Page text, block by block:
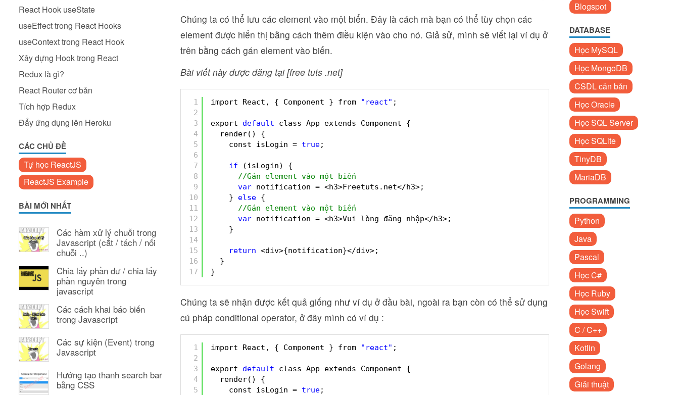
React Hook useState
useEffect trong React Hooks
useContext trong React Hook
Xây dựng Hook trong React
Redux là gì?
React Router cơ bản
Tích hợp Redux
Đẩy ứng dụng lên Heroku
CÁC CHỦ ĐỀ
Tự học ReactJS
ReactJS Example
BÀI MỚI NHẤT
Các hàm xử lý chuỗi trong
Javascript (cắt / tách / nối
chuỗi ..)
Chia lấy phần dư / chia lấy
phần nguyên trong
javascript
Các cách khai báo biến
trong Javascript
Các sự kiện (Event) trong
Javascript
Hướng tạo thanh search bar
bằng CSS
Chúng ta có thể lưu các element vào một biển. Đây là cách mà bạn có thể tùy chọn các
element được hiển thị bằng cách thêm điều kiện vào cho nó. Giả sử, mình sẽ viết lại ví dụ ở
trên bằng cách gán element vào biến.
Bài viết này được đăng tại [free tuts .net]
1
2
3
4
5
6
7
8
9
10
11
12
13
14
15
16
17
import React, { Component } from "react" ;
export default
class App extends Component {
render() {
const isLogin = true;
if
(isLogin) {
//Gán element vào một biến
var notification = <h3>Freetuts.net</h3>;
} else {
//Gán element vào một biến
var notification = <h3>Vui lòng đăng nhập</h3>;
}
return <div>{notification}</div>;
}
}
Chúng ta sẽ nhận được kết quả giống như ví dụ ở đầu bài, ngoài ra bạn còn có thể sử dụng
cú pháp conditional operator, ở đây mình có ví dụ :
1
2
3
4
5
import React, { Component } from "react" ;
export default
class App extends Component {
render() {
const isLogin = true;
Blogspot
DATABASE
Học MySQL
Học MongoDB
CSDL căn bản
Học Oracle
Học SQL Server
Học SQLite
TinyDB
MariaDB
PROGRAMMING
Python
Java
Pascal
Học C#
Học Ruby
Học Swift
C / C++
Kotlin
Golang
Giải thuật